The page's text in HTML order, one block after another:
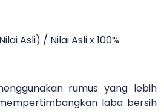
Asli) / Nilai Asli x 100%
rumus yang lebih
laba bersih